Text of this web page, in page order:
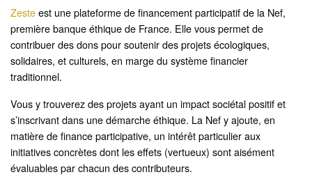
Zesteest une plateforme de financement participatif de la Nef,
première banque éthique de France. Elle vous permet de
contribuer des dons pour soutenir des projets écologiques,
solidaires, et culturels, en marge du système financier
traditionnel.
Vous y trouverez des projets ayant un impact sociétal positif et
s’inscrivant dans une démarche éthique. La Nef y ajoute, en
matière de finance participative, un intérêt particulier aux
initiatives concrètes dont les effets (vertueux) sont aisément
évaluables par chacun des contributeurs.